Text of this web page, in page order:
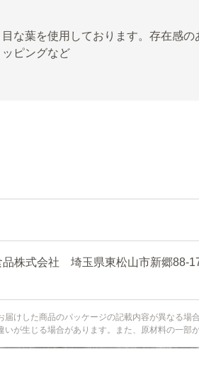
な葉を使用しております。存在感
ピングなど
品株式会社 埼玉県東松山市新郷88-
けした商品のパッケージの記載内容が異なる場合
が生じる場合があります。また、原材料の一部